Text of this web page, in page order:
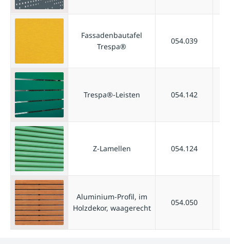
Fassadenbautafel
Trespa®
054.039
Trespa®-Leisten 054.142
Z-Lamellen 054.124
Aluminium-Profil, im
Holzdekor, waagerecht
054.050